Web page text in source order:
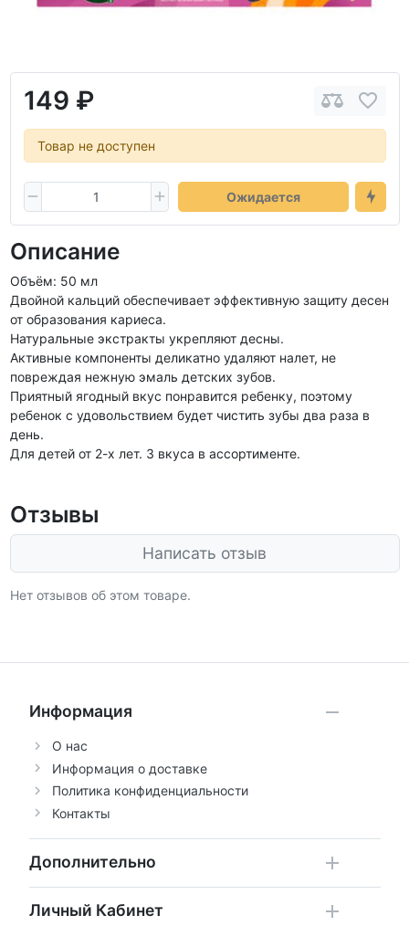
149 ₽
Товар не доступен
Ожидается
Описание
Объём: 50 мл
Двойной кальций обеспечивает эффективную защиту десен
от образования кариеса.
Натуральные экстракты укрепляют десны.
Активные компоненты деликатно удаляют налет, не
повреждая нежную эмаль детских зубов.
Приятный ягодный вкус понравится ребенку, поэтому
ребенок с удовольствием будет чистить зубы два раза в
день.
Для детей от 2-х лет. 3 вкуса в ассортименте.
Отзывы
Написать отзыв
Нет отзывов об этом товаре.
Информация
О нас
Информация о доставке
Политика конфиденциальности
Контакты
Дополнительно
Личный Кабинет